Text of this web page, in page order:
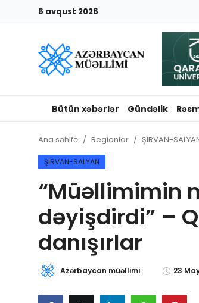
6 avqust 2026
Bütün xəbərlər Gündəlik
Giriş
Qeydiyyat
Qəzetə elan ver
Haqqımızda
Reklam və elan
Biz kimik?
Bütün xəbərlər
Gündəlik
Ana səhifə Regionlar ŞİRVAN-
ŞİRVAN-SALYAN
“Müəllimimin
dəyişdirdi” –
danışırlar
Azərbaycan müəllimi 23